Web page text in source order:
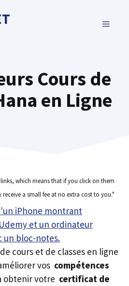
MENU
Cours de
en Ligne
which means that if you click on them
a small fee at no extra cost to you."
cours et de classes en ligne
vos compétences
obtenir votre certificat de